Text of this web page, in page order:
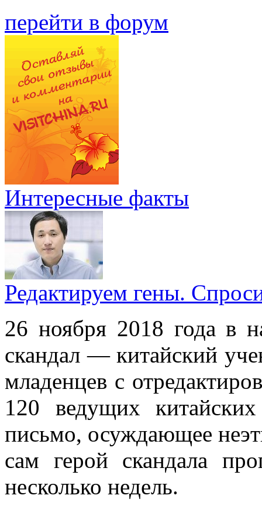
перейти в форум
Интересные факты
Редактируем гены.
26 ноября 2018 года в
скандал — китайский
младенцев с
120 ведущих
письмо, осуждающее
сам герой скандала
несколько недель.